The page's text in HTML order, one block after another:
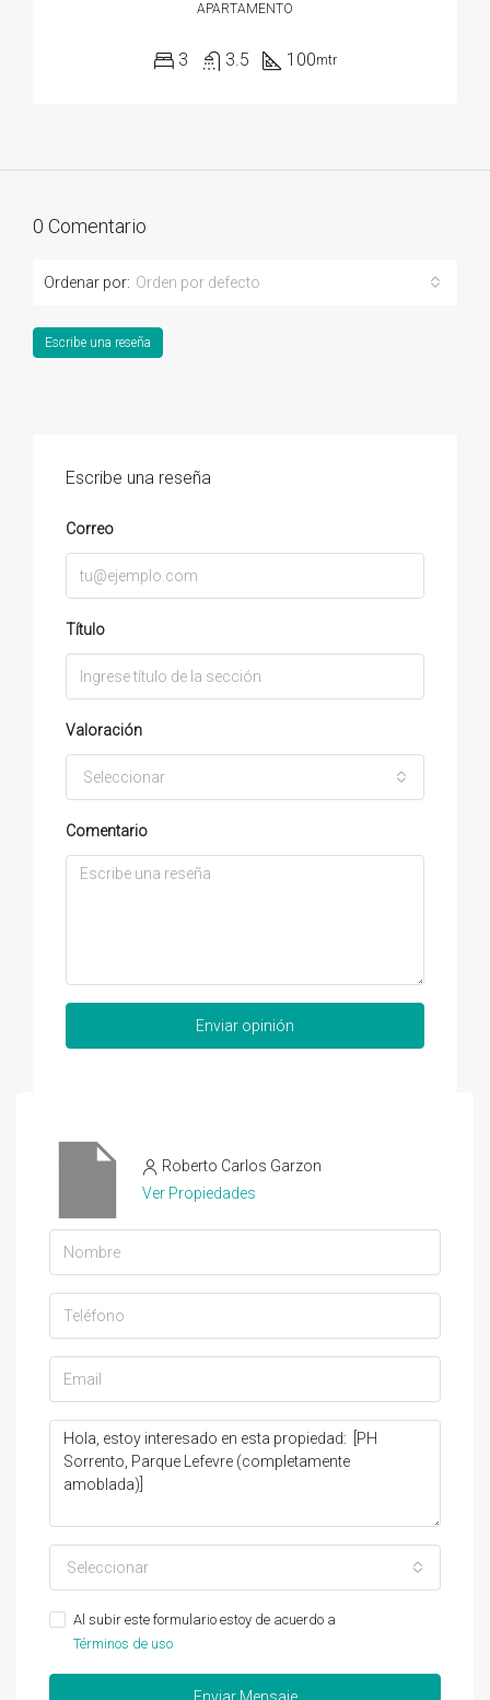
APARTAMENTO
3 3.5 100mtr
0 Comentario
Ordenar por: Orden por defecto
Escribe una reseña
Escribe una reseña
Correo
Título
Valoración
Seleccionar
Comentario
Enviar opinión
Roberto Carlos Garzon
Ver Propiedades
Seleccionar
Al subir este formulario estoy de acuerdo a
Términos de uso